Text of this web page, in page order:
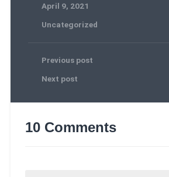
April 9, 2021
Uncategorized
Previous post
Next post
10 Comments